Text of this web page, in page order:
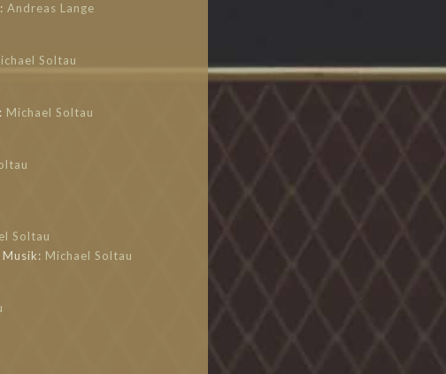
Andreas Lange
Soltau
Michael Soltau
Soltau
Musik: Michael Soltau